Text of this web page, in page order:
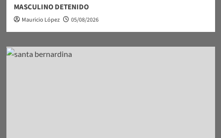
MASCULINO DETENIDO
Mauricio López 05/08/2026